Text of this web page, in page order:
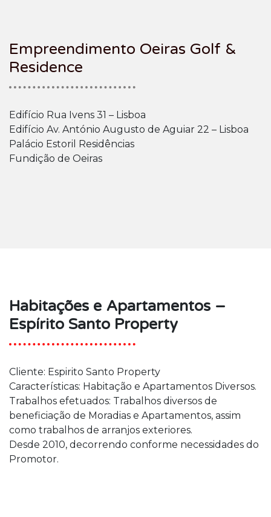
Empreendimento Oeiras Golf &
Residence
Edifício Rua Ivens 31 – Lisboa
Edifício Av. António Augusto de Aguiar 22 – Lisboa
Palácio Estoril Residências
Fundição de Oeiras
Habitações e Apartamentos –
Espírito Santo Property
Cliente: Espirito Santo Property
Características: Habitação e Apartamentos Diversos.
Trabalhos efetuados: Trabalhos diversos de
beneficiação de Moradias e Apartamentos, assim
como trabalhos de arranjos exteriores.
Desde 2010, decorrendo conforme necessidades do
Promotor.